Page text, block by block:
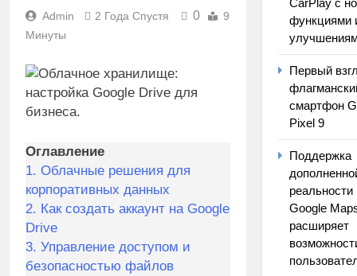
Admin 2 Года Спустя 0
9
Минуты
Оглавление
1. Облачные решения для
корпоративных данных
2. Как создать аккаунт на Google
Drive
3. Управление доступом и
безопасностью файлов
функциями
Первый
смартфон
Pixel 9
Поддержка
реальности
Google
расширяет